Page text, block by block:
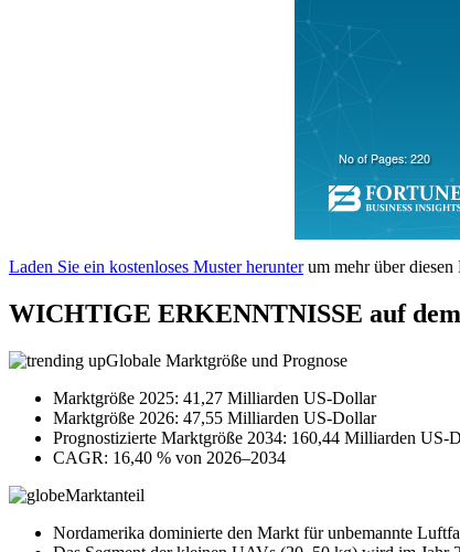
Laden Sie ein kostenloses Muster herunterum mehr über diesen
WICHTIGE ERKENNTNISSE auf
Globale Marktgröße und Prognose
Marktgröße 2025: 41,27 Milliarden US-Dollar
Marktgröße 2026: 47,55 Milliarden US-Dollar
Prognostizierte Marktgröße 2034: 160,44 Milliarden US-
CAGR: 16,40 % von 2026–2034
Marktanteil
Nordamerika dominierte den Markt für unbemannte